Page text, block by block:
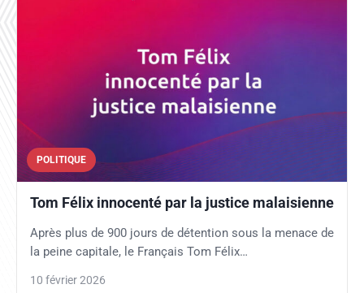
POLITIQUE
Tom Félix innocenté par la justice malaisienne
Après plus de 900 jours de détention sous la menace de
la peine capitale, le Français Tom Félix…
10 février 2026